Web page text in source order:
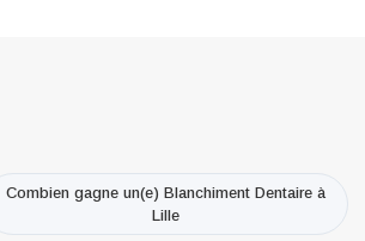
Combien gagne un(e) Blanchiment Dentaire à
Lille